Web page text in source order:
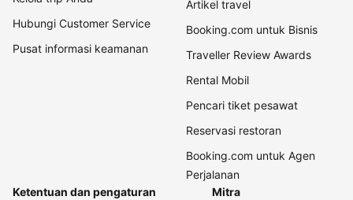
Hubungi Customer Service
Pusat informasi keamanan
Artikel travel
Booking.com untuk Bisnis
Traveller Review Awards
Rental Mobil
Pencari tiket pesawat
Reservasi restoran
Booking.com untuk Agen
Perjalanan
Ketentuan dan pengaturan
Mitra